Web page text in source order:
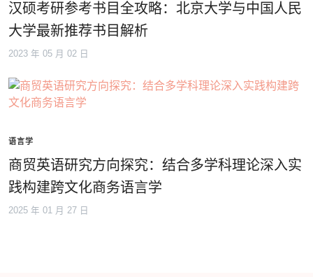
汉硕考研参考书目全攻略：北京大学与中国人民
大学最新推荐书目解析
2023 年 05 月 02 日
语言学
商贸英语研究方向探究：结合多学科理论深入实
践构建跨文化商务语言学
2025 年 01 月 27 日